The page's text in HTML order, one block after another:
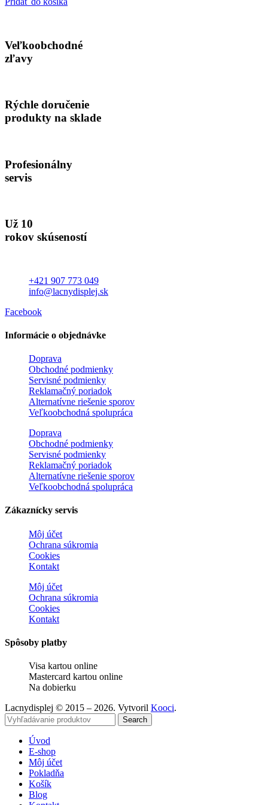
Veľkoobchodné
zľavy
Rýchle doručenie
produkty na sklade
Profesionálny
servis
Už 10
rokov skúseností
+421 907 773 049
info@lacnydisplej.sk
Facebook
Informácie o objednávke
Doprava
Obchodné podmienky
Servisné podmienky
Reklamačný poriadok
Alternatívne riešenie sporov
Veľkoobchodná spolupráca
Doprava
Obchodné podmienky
Servisné podmienky
Reklamačný poriadok
Alternatívne riešenie sporov
Veľkoobchodná spolupráca
Zákaznícky servis
Môj účet
Ochrana súkromia
Cookies
Kontakt
Môj účet
Ochrana súkromia
Cookies
Kontakt
Spôsoby platby
Visa kartou online
Mastercard kartou online
Na dobierku
Lacnydisplej © 2015 – 2026. Vytvoril Kooci.
Search
Úvod
E-shop
Môj účet
Pokladňa
Košík
Blog